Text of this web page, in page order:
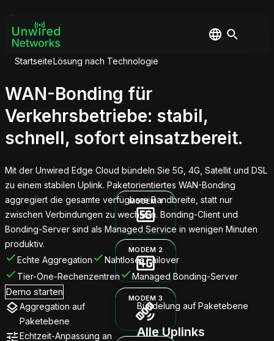
StartseiteLösung nach Technologie
WAN-Bonding für
Verkehrsbetriebe: stabil,
schnell, sofort einsatzbereit.
Mit der Unwired Edge Cloud bündeln Sie 5G, 4G, Satellit und DSL
zu einem stabilen Uplink. Paketorientiertes WAN-Bonding
aggregiert die gesamte verfügbare Bandbreite, statt nur
zwischen Verbindungen zu wechseln. Bonding-Client und
Bonding-Server sind als Managed Service in wenigen Minuten
produktiv.
Echte Aggregation
Nahtloses Failover
Tier-One-Rechenzentren
Managed Bonding-Server
MODEM 1
MODEM 2
MODEM 3
Demo starten
MODEM 1
MODEM 2
MODEM 3
Bündelung auf Paketebene
Alle Uplinks
Aggregation auf
Paketebene
Echtzeit-Anpassung an